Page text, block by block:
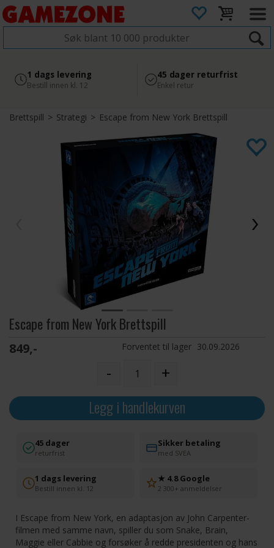
2 300+ anmeldelser på
Google
Sikker betaling
med Svea
1 dags levering
Bestill innen kl. 12
45 dager returfrist
Enkel retur
Brettspill>Strategi> Escape from New York Brettspill
Escape from New York Brettspill
849,- Forventet til lager 30.09.2026
- +
Legg i handlekurven
45 dager
returfrist
Sikker betaling
med SVEA
1 dags levering
Bestill innen kl. 12
★ 4.8 Google
2 300+ anmeldelser
I Escape from New York, en adaptasjon av John Carpenter-
filmen med samme navn, spiller du som Snake, Brain,
Maggie eller Cabbie og forsøker å redde presidenten og hans